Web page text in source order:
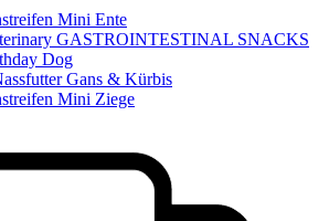
Mini Ente
GASTROINTESTINAL SNACKS
Dog
Gans & Kürbis
Mini Ziege